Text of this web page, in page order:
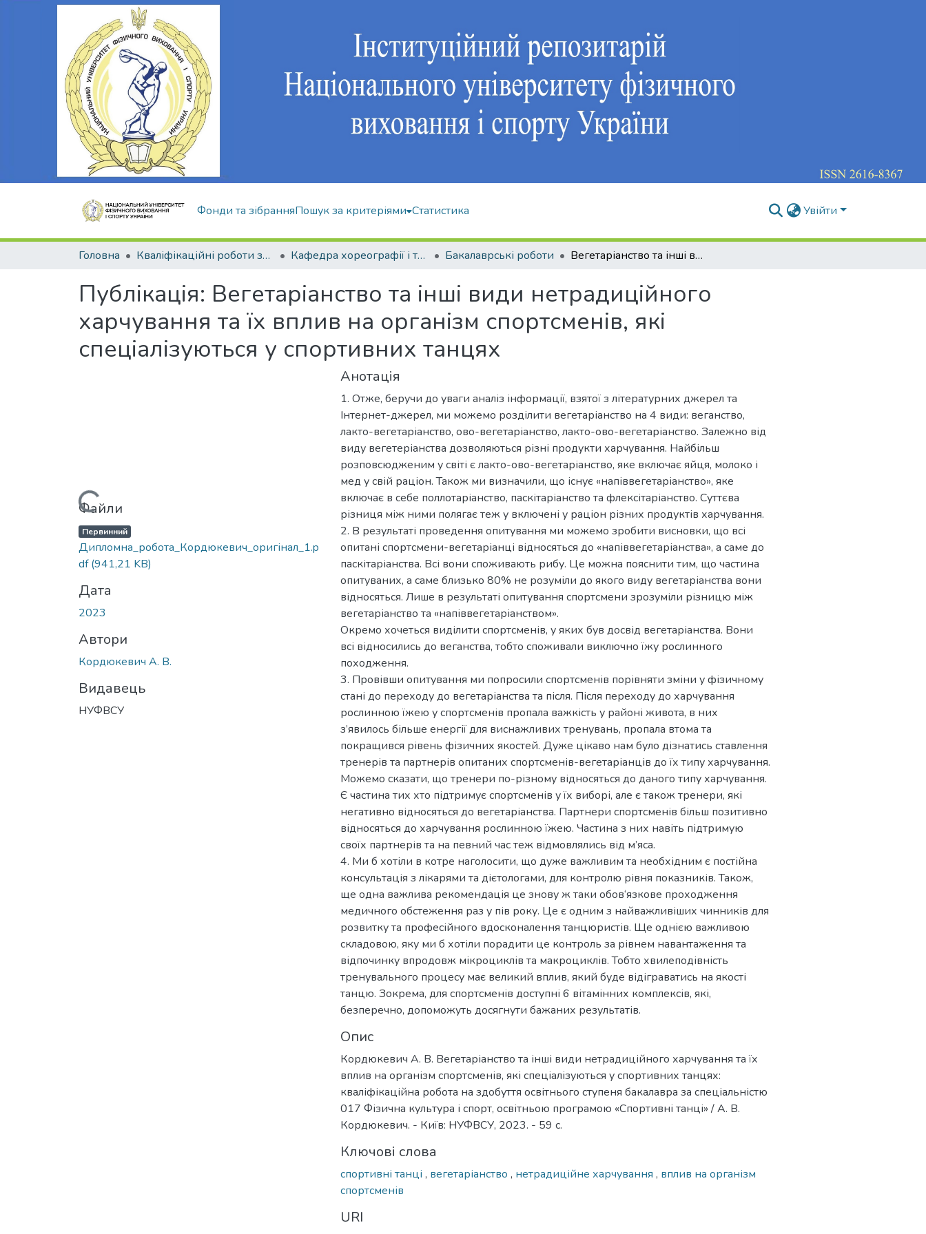
Фонди та зібранняПошук за критеріями Статистика Увійти
Головна Кваліфікаційні роботи здобувачів вищої освіти Кафедра хореографії і танцювальних видів спорту Бакалаврські роботи Вегетаріанство та інші види нетрадиційного харчування та їх вплив на організм спортсменів, які спеціалізуються у спортивних танцях
Публікація: Вегетаріанство та інші види нетрадиційного
харчування та їх вплив на організм спортсменів, які
спеціалізуються у спортивних танцях
Вантажиться...Файли
Первинний
Дипломна_робота_Кордюкевич_оригінал_1.p
df(941,21 KB)
Дата
2023
Автори
Кордюкевич А. В.
Видавець
НУФВСУ
Анотація
1. Отже, беручи до уваги аналіз інформації, взятої з літературних джерел та
Інтернет-джерел, ми можемо розділити вегетаріанство на 4 види: веганство,
лакто-вегетаріанство, ово-вегетаріанство, лакто-ово-вегетаріанство. Залежно від
виду вегетеріанства дозволяються різні продукти харчування. Найбільш
розповсюдженим у світі є лакто-ово-вегетаріанство, яке включає яйця, молоко і
мед у свій раціон. Також ми визначили, що існує «напіввегетаріанство», яке
включає в себе поллотаріанство, паскітаріанство та флексітаріанство. Суттєва
різниця між ними полягає теж у включені у раціон різних продуктів харчування.
2. В результаті проведення опитування ми можемо зробити висновки, що всі
опитані спортсмени-вегетаріанці відносяться до «напіввегетаріанства», а саме до
паскітаріанства. Всі вони споживають рибу. Це можна пояснити тим, що частина
опитуваних, а саме близько 80% не розуміли до якого виду вегетаріанства вони
відносяться. Лише в результаті опитування спортсмени зрозуміли різницю між
вегетаріанство та «напіввегетаріанством».
Окремо хочеться виділити спортсменів, у яких був досвід вегетаріанства. Вони
всі відносились до веганства, тобто споживали виключно їжу рослинного
походження.
3. Провівши опитування ми попросили спортсменів порівняти зміни у фізичному
стані до переходу до вегетаріанства та після. Після переходу до харчування
рослинною їжею у спортсменів пропала важкість у районі живота, в них
з’явилось більше енергії для виснажливих тренувань, пропала втома та
покращився рівень фізичних якостей. Дуже цікаво нам було дізнатись ставлення
тренерів та партнерів опитаних спортсменів-вегетаріанців до їх типу харчування.
Можемо сказати, що тренери по-різному відносяться до даного типу харчування.
Є частина тих хто підтримує спортсменів у їх виборі, але є також тренери, які
негативно відносяться до вегетаріанства. Партнери спортсменів більш позитивно
відносяться до харчування рослинною їжею. Частина з них навіть підтримую
своїх партнерів та на певний час теж відмовлялись від м’яса.
4. Ми б хотіли в котре наголосити, що дуже важливим та необхідним є постійна
консультація з лікарями та дієтологами, для контролю рівня показників. Також,
ще одна важлива рекомендація це знову ж таки обов‘язкове проходження
медичного обстеження раз у пів року. Це є одним з найважливіших чинників для
розвитку та професійного вдосконалення танцюристів. Ще однією важливою
складовою, яку ми б хотіли порадити це контроль за рівнем навантаження та
відпочинку впродовж мікроциклів та макроциклів. Тобто хвилеподівність
тренувального процесу має великий вплив, який буде відіграватись на якості
танцю. Зокрема, для спортсменів доступні 6 вітамінних комплексів, які,
безперечно, допоможуть досягнути бажаних результатів.
Опис
Кордюкевич А. В. Вегетаріанство та інші види нетрадиційного харчування та їх
вплив на організм спортсменів, які спеціалізуються у спортивних танцях:
кваліфікаційна робота на здобуття освітнього ступеня бакалавра за спеціальністю
017 Фізична культура і спорт, освітньою програмою «Спортивні танці» / А. В.
Кордюкевич. - Київ: НУФВСУ, 2023. - 59 с.
Ключові слова
спортивні танці , вегетаріанство , нетрадиційне харчування , вплив на організм
спортсменів
URI